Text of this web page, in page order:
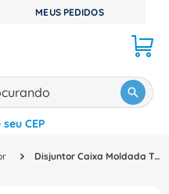
MEUS PEDIDOS
CEP
Disjuntor Caixa Moldada Tripolar Eletrônico 380VCA 100A 150KA Sentron 3Va20108Hl360Aa0 Siemens